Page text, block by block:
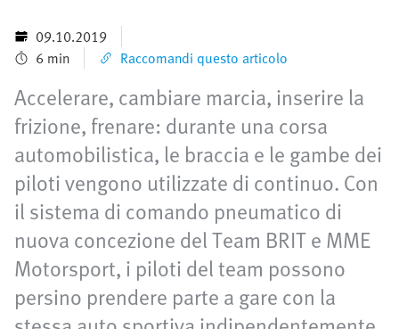
09.10.2019
6 min
Raccomandi questo articolo
Accelerare, cambiare marcia, inserire la
frizione, frenare: durante una corsa
automobilistica, le braccia e le gambe dei
piloti vengono utilizzate di continuo. Con
il sistema di comando pneumatico di
nuova concezione del Team BRIT e MME
Motorsport, i piloti del team possono
persino prendere parte a gare con la